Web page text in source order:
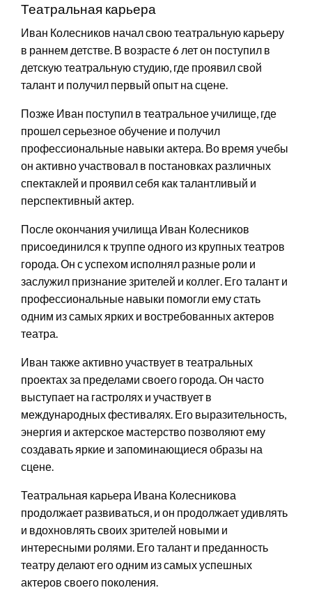
Театральная карьера
Иван Колесников начал свою театральную карьеру
в раннем детстве. В возрасте 6 лет он поступил в
детскую театральную студию, где проявил свой
талант и получил первый опыт на сцене.
Позже Иван поступил в театральное училище, где
прошел серьезное обучение и получил
профессиональные навыки актера. Во время учебы
он активно участвовал в постановках различных
спектаклей и проявил себя как талантливый и
перспективный актер.
После окончания училища Иван Колесников
присоединился к труппе одного из крупных театров
города. Он с успехом исполнял разные роли и
заслужил признание зрителей и коллег. Его талант и
профессиональные навыки помогли ему стать
одним из самых ярких и востребованных актеров
театра.
Иван также активно участвует в театральных
проектах за пределами своего города. Он часто
выступает на гастролях и участвует в
международных фестивалях. Его выразительность,
энергия и актерское мастерство позволяют ему
создавать яркие и запоминающиеся образы на
сцене.
Театральная карьера Ивана Колесникова
продолжает развиваться, и он продолжает удивлять
и вдохновлять своих зрителей новыми и
интересными ролями. Его талант и преданность
театру делают его одним из самых успешных
актеров своего поколения.